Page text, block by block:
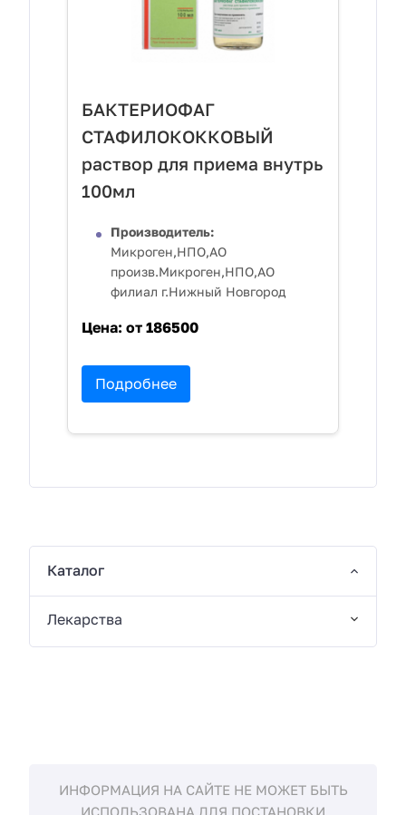
БАКТЕРИОФАГ
СТАФИЛОКОККОВЫЙ
раствор для приема внутрь
100мл
Производитель:
Микроген,НПО,АО
произв.Микроген,НПО,АО
филиал г.Нижный Новгород
Цена: от 186500
Подробнее
Каталог
Лекарства
ИНФОРМАЦИЯ НА САЙТЕ НЕ МОЖЕТ БЫТЬ
ИСПОЛЬЗОВАНА ДЛЯ ПОСТАНОВКИ